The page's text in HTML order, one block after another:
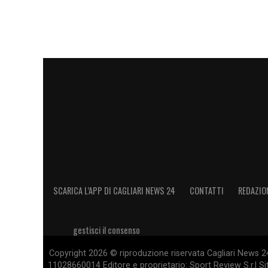
SCARICA L’APP DI CAGLIARI NEWS 24 CONTATTI
gestisci il consenso
Copyright 2026 © riproduzione riservata Cagliari News
11028660014 Editore e proprietario: Sport Review S.r.l